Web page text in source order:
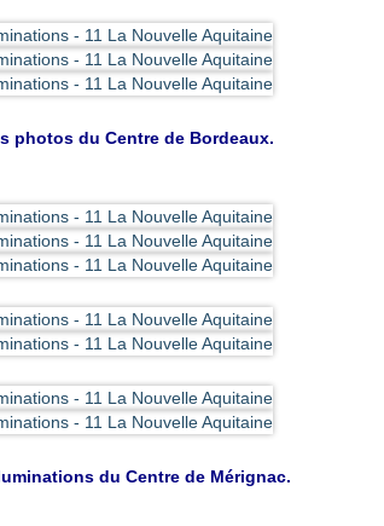
photos du Centre de Bordeaux.
du Centre de Mérignac.